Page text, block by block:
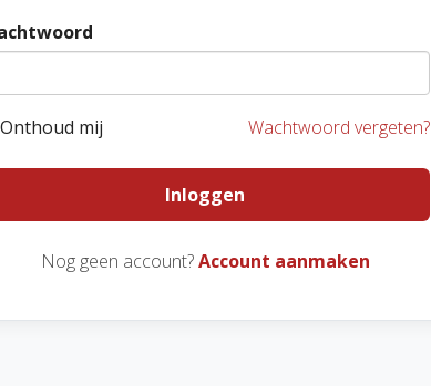
Onthoud mij Wachtwoord vergeten?
Inloggen
Nog geen account?Account aanmaken